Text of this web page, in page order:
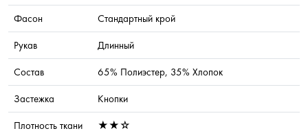
Фасон
Стандартный крой
Рукав
Длинный
Состав
65% Полиэстер, 35% Хлопок
Застежка
Кнопки
Плотность ткани
★★☆